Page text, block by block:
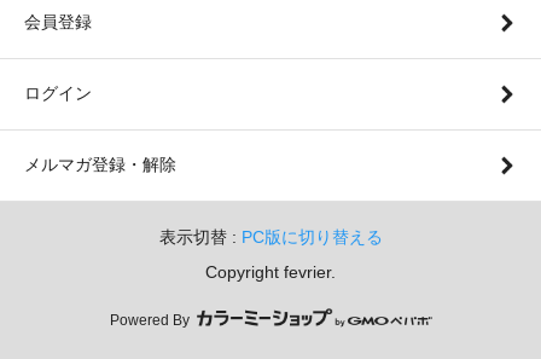
会員登録
ログイン
メルマガ登録・解除
表示切替 : PC版に切り替える
Copyright fevrier.
Powered By